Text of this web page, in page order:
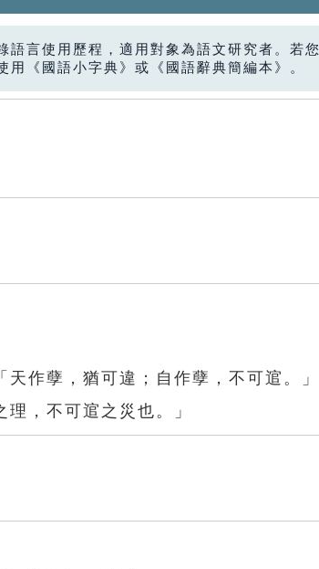
語言使用歷程，適用對象為語文研究者。若
《國語小字典》或《國語辭典簡編本》。
作孽，猶可違；自作孽，不可逭。
，不可逭之災也。」